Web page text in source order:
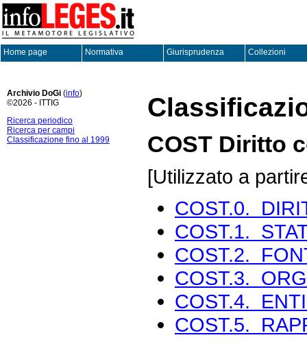
Home page Normativa Giurisprudenza Collezioni
Archivio DoGi (info)
©2026 - ITTIG
Ricerca periodico
Ricerca per campi
Classificazione fino al 1999
COST Diritto
[Utilizzato a
COST.0.
COST.1.
COST.2.
COST.3.
COST.4.
COST.5.